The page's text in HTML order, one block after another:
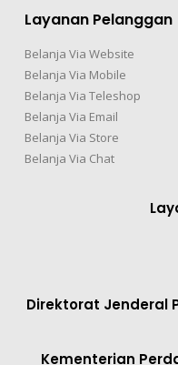
Layanan Pelanggan
Belanja Via Website
Belanja Via Mobile
Belanja Via Teleshop
Belanja Via Email
Belanja Via Store
Belanja Via Chat
Direktorat Jenderal
Kementerian